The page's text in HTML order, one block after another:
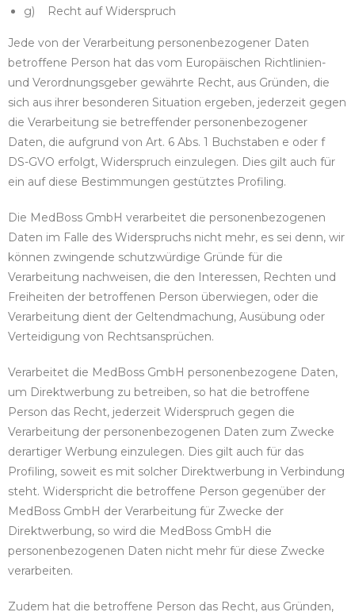
g) Recht auf Widerspruch
Jede von der Verarbeitung personenbezogener Daten
betroffene Person hat das vom Europäischen Richtlinien-
und Verordnungsgeber gewährte Recht, aus Gründen, die
sich aus ihrer besonderen Situation ergeben, jederzeit gegen
die Verarbeitung sie betreffender personenbezogener
Daten, die aufgrund von Art. 6 Abs. 1 Buchstaben e oder f
DS-GVO erfolgt, Widerspruch einzulegen. Dies gilt auch für
ein auf diese Bestimmungen gestütztes Profiling.
Die MedBoss GmbH verarbeitet die personenbezogenen
Daten im Falle des Widerspruchs nicht mehr, es sei denn, wir
können zwingende schutzwürdige Gründe für die
Verarbeitung nachweisen, die den Interessen, Rechten und
Freiheiten der betroffenen Person überwiegen, oder die
Verarbeitung dient der Geltendmachung, Ausübung oder
Verteidigung von Rechtsansprüchen.
Verarbeitet die MedBoss GmbH personenbezogene Daten,
um Direktwerbung zu betreiben, so hat die betroffene
Person das Recht, jederzeit Widerspruch gegen die
Verarbeitung der personenbezogenen Daten zum Zwecke
derartiger Werbung einzulegen. Dies gilt auch für das
Profiling, soweit es mit solcher Direktwerbung in Verbindung
steht. Widerspricht die betroffene Person gegenüber der
MedBoss GmbH der Verarbeitung für Zwecke der
Direktwerbung, so wird die MedBoss GmbH die
personenbezogenen Daten nicht mehr für diese Zwecke
verarbeiten.
Zudem hat die betroffene Person das Recht, aus Gründen,